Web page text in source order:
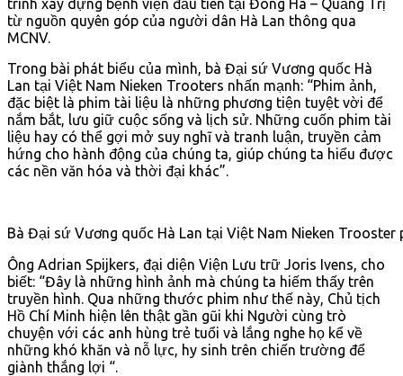
trình xây dựng bệnh viện đầu tiên tại Đông Hà – Quảng Trị
từ nguồn quyên góp của người dân Hà Lan thông qua
MCNV.
Trong bài phát biểu của mình, bà Đại sứ Vương quốc Hà
Lan tại Việt Nam Nieken Trooters nhấn mạnh: “Phim ảnh,
đặc biệt là phim tài liệu là những phương tiện tuyệt vời để
nắm bắt, lưu giữ cuộc sống và lịch sử. Những cuốn phim tài
liệu hay có thể gợi mở suy nghĩ và tranh luận, truyền cảm
hứng cho hành động của chúng ta, giúp chúng ta hiểu được
các nền văn hóa và thời đại khác”.
Bà Đại sứ Vương quốc Hà Lan tại Việt Nam Nieken
Ông Adrian Spijkers, đại diện Viện Lưu trữ Joris Ivens, cho
biết: “Đây là những hình ảnh mà chúng ta hiếm thấy trên
truyền hình. Qua những thước phim như thế này, Chủ tịch
Hồ Chí Minh hiện lên thật gần gũi khi Người cùng trò
chuyện với các anh hùng trẻ tuổi và lắng nghe họ kể về
những khó khăn và nỗ lực, hy sinh trên chiến trường để
giành thắng lợi “.